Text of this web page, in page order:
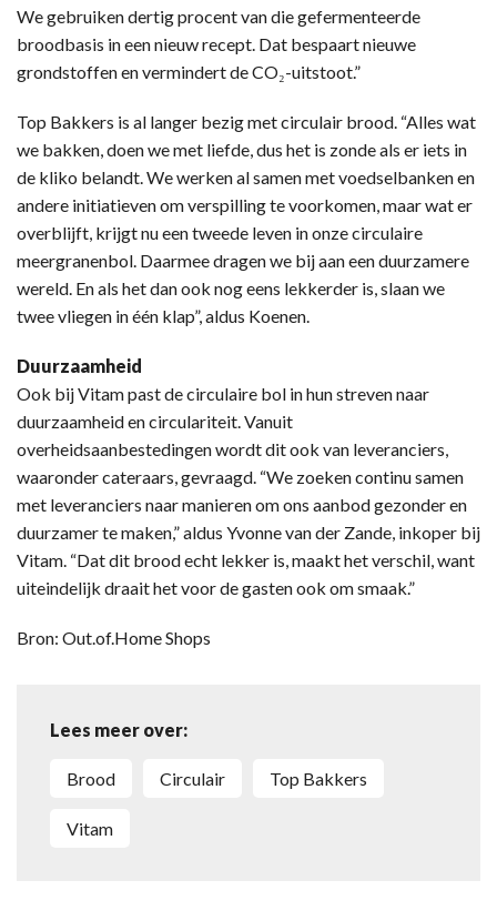
We gebruiken dertig procent van die gefermenteerde
broodbasis in een nieuw recept. Dat bespaart nieuwe
grondstoffen en vermindert de CO₂-uitstoot.”
Top Bakkers is al langer bezig met circulair brood. “Alles wat
we bakken, doen we met liefde, dus het is zonde als er iets in
de kliko belandt. We werken al samen met voedselbanken en
andere initiatieven om verspilling te voorkomen, maar wat er
overblijft, krijgt nu een tweede leven in onze circulaire
meergranenbol. Daarmee dragen we bij aan een duurzamere
wereld. En als het dan ook nog eens lekkerder is, slaan we
twee vliegen in één klap”, aldus Koenen.
Duurzaamheid
Ook bij Vitam past de circulaire bol in hun streven naar
duurzaamheid en circulariteit. Vanuit
overheidsaanbestedingen wordt dit ook van leveranciers,
waaronder cateraars, gevraagd. “We zoeken continu samen
met leveranciers naar manieren om ons aanbod gezonder en
duurzamer te maken,” aldus Yvonne van der Zande, inkoper bij
Vitam. “Dat dit brood echt lekker is, maakt het verschil, want
uiteindelijk draait het voor de gasten ook om smaak.”
Bron: Out.of.Home Shops
Lees meer over:
brood circulair Top Bakkers
Vitam